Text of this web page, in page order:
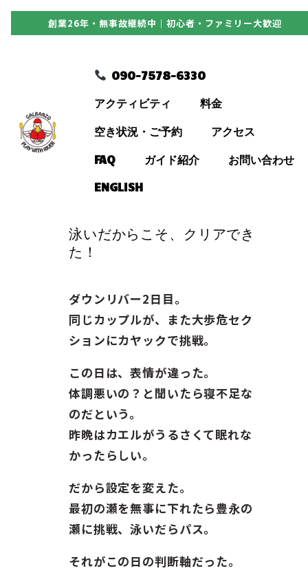
創業26年・無事故継続中｜初心者・ファミリー大歓迎
090-7578-6330
アクティビティ 料金
空き状況・ご予約 アクセス
FAQ ガイド紹介 お問い合わせ
ENGLISH
アクティビティ
料金
ガイド紹介
お問い合わせ
ENGLISH
泳いだからこそ、クリアでき
た！
ダウンリバー2日目。
同じカップルが、また大歩危セク
ションにカヤックで挑戦。
この日は、表情が違った。
体調悪いの？と聞いたら寝不足な
のだという。
昨晩はカエルがうるさくて眠れな
かったらしい。
だから設定を変えた。
最初の瀬を無事に下れたら豊永の
瀬に挑戦、泳いだらパス。
それがこの日の判断軸だった。